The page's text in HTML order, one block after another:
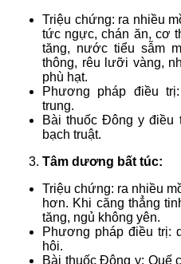
Triệu chứng: ra nhiều
tức ngực, chán ăn, cơ
tăng, nước tiểu sẫm
thông, rêu lưỡi vàng,
phù hạt.
Phương pháp điều
trung.
Bài thuốc Đông y điều
bạch truật.
Tâm dương bất túc:
Triệu chứng: ra nhiều
hơn. Khi căng thẳng
tăng, ngủ không yên.
Phương pháp điều trị:
hôi.
Bài thuốc Đông y: Quế